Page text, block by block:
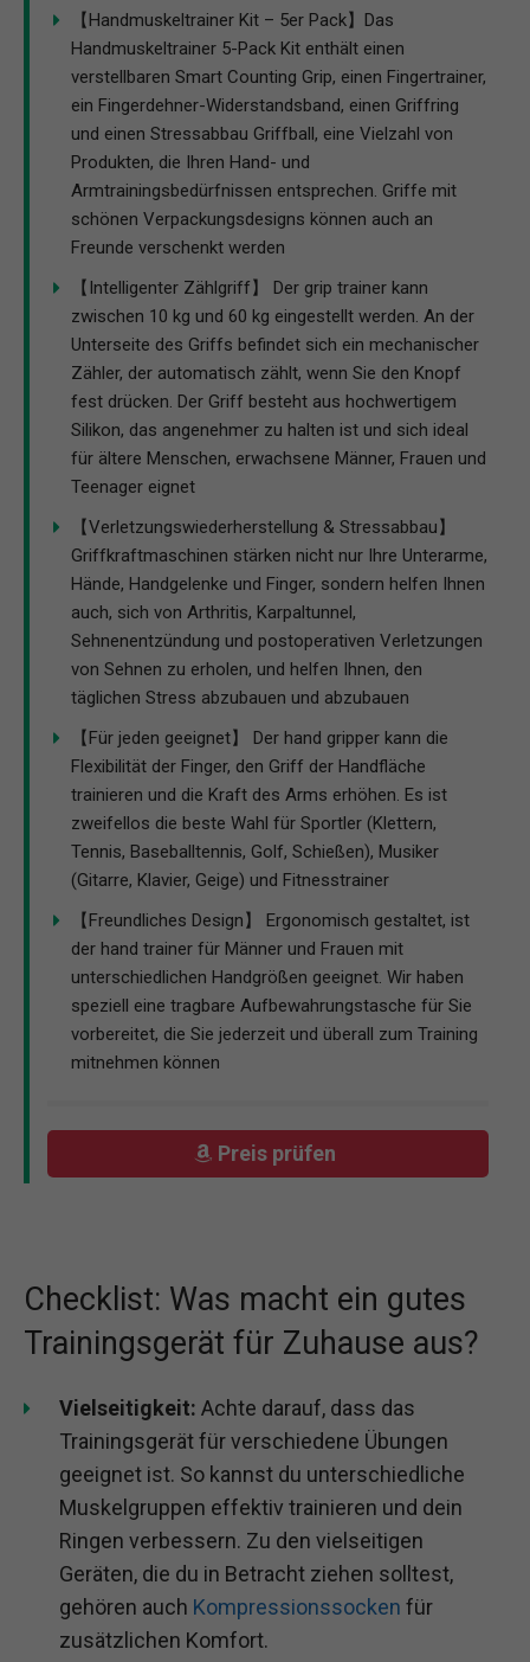
【Handmuskeltrainer Kit – 5er Pack】Das
Handmuskeltrainer 5-Pack Kit enthält einen
verstellbaren Smart Counting Grip, einen Fingertrainer,
ein Fingerdehner-Widerstandsband, einen Griffring
und einen Stressabbau Griffball, eine Vielzahl von
Produkten, die Ihren Hand- und
Armtrainingsbedürfnissen entsprechen. Griffe mit
schönen Verpackungsdesigns können auch an
Freunde verschenkt werden
【Intelligenter Zählgriff】 Der grip trainer kann
zwischen 10 kg und 60 kg eingestellt werden. An der
Unterseite des Griffs befindet sich ein mechanischer
Zähler, der automatisch zählt, wenn Sie den Knopf
fest drücken. Der Griff besteht aus hochwertigem
Silikon, das angenehmer zu halten ist und sich ideal
für ältere Menschen, erwachsene Männer, Frauen und
Teenager eignet
【Verletzungswiederherstellung & Stressabbau】
Griffkraftmaschinen stärken nicht nur Ihre Unterarme,
Hände, Handgelenke und Finger, sondern helfen Ihnen
auch, sich von Arthritis, Karpaltunnel,
Sehnenentzündung und postoperativen Verletzungen
von Sehnen zu erholen, und helfen Ihnen, den
täglichen Stress abzubauen und abzubauen
【Für jeden geeignet】 Der hand gripper kann die
Flexibilität der Finger, den Griff der Handfläche
trainieren und die Kraft des Arms erhöhen. Es ist
zweifellos die beste Wahl für Sportler (Klettern,
Tennis, Baseballtennis, Golf, Schießen), Musiker
(Gitarre, Klavier, Geige) und Fitnesstrainer
【Freundliches Design】 Ergonomisch gestaltet, ist
der hand trainer für Männer und Frauen mit
unterschiedlichen Handgrößen geeignet. Wir haben
speziell eine tragbare Aufbewahrungstasche für Sie
vorbereitet, die Sie jederzeit und überall zum Training
mitnehmen können
Preis prüfen
Checklist: Was macht ein gutes
Trainingsgerät für Zuhause aus?
Vielseitigkeit: Achte darauf, dass das
Trainingsgerät für verschiedene Übungen
geeignet ist. So kannst du unterschiedliche
Muskelgruppen effektiv trainieren und dein
Ringen verbessern. Zu den vielseitigen
Geräten, die du in Betracht ziehen solltest,
gehören auch Kompressionssocken für
zusätzlichen Komfort.